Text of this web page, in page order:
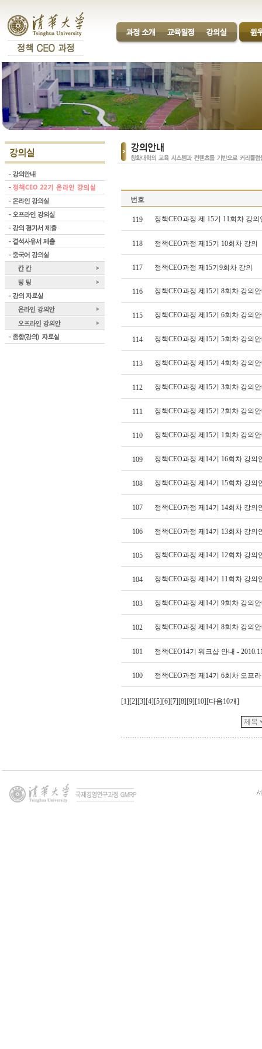
번호
119 정책CEO과정 제 15기 11회차 강
118 정책CEO과정 제15기 10회차 강의
117 정책CEO과정 제15기9회차 강의
116 정책CEO과정 제15기 8회차 강의
115 정책CEO과정 제15기 6회차 강의
114 정책CEO과정 제15기 5회차 강의
113 정책CEO과정 제15기 4회차 강의
112 정책CEO과정 제15기 3회차 강의
111 정책CEO과정 제15기 2회차 강의
110 정책CEO과정 제15기 1회차 강의
109 정책CEO과정 제14기 16회차 강의
108 정책CEO과정 제14기 15회차 강의
107 정책CEO과정 제14기 14회차 강의
106 정책CEO과정 제14기 13회차 강의
105 정책CEO과정 제14기 12회차 강의
104 정책CEO과정 제14기 11회차 강의
103 정책CEO과정 제14기 9회차 강의
102 정책CEO과정 제14기 8회차 강의
101 정책CEO14기 워크샵 안내 -
100 정책CEO과정 제14기 6회차 오프
[1][2][3][4][5][6][7][8][9][10][다음10개]